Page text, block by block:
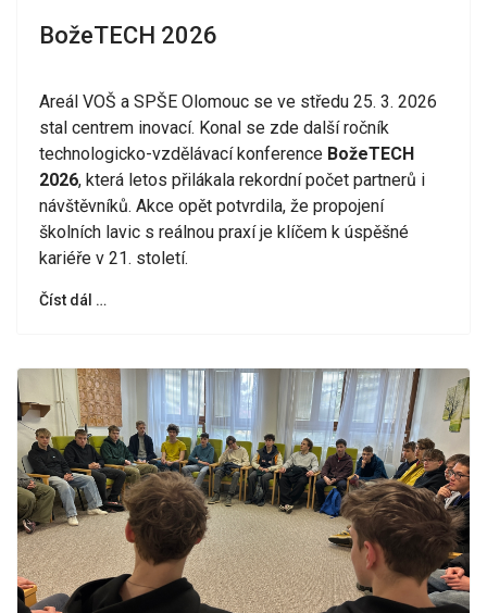
BožeTECH 2026
Areál VOŠ a SPŠE Olomouc se ve středu 25. 3. 2026
stal centrem inovací. Konal se zde další ročník
technologicko-vzdělávací konference BožeTECH
2026, která letos přilákala rekordní počet partnerů i
návštěvníků. Akce opět potvrdila, že propojení
školních lavic s reálnou praxí je klíčem k úspěšné
kariéře v 21. století.
Číst dál …